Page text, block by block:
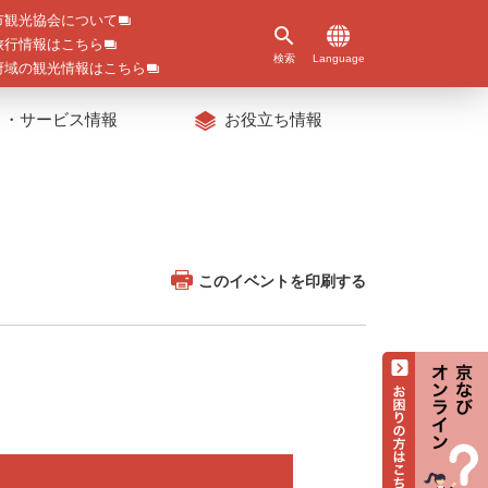
観光協会について
行情報はこちら
域の観光情報はこちら
検索 Language
サービス情報 お役立ち情報
このイベントを印刷する